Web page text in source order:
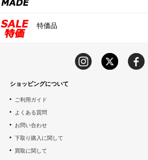
特価品
ショッピングについて
ご利用ガイド
よくある質問
お問い合わせ
下取り購入に関して
買取に関して